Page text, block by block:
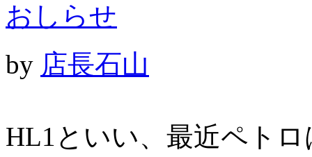
おしらせ
by 店長石山
HL1といい、最近ペト